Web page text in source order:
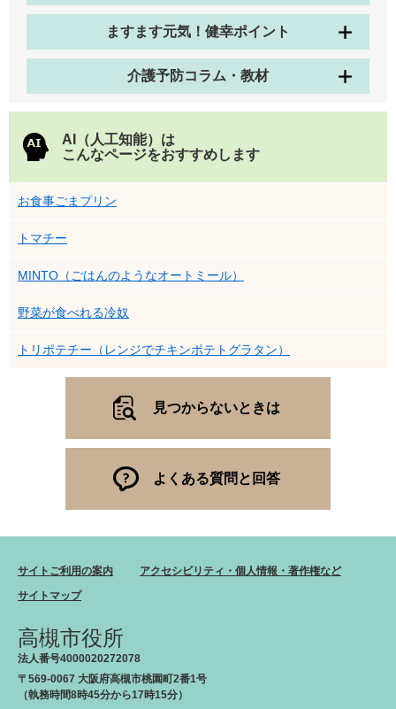
ますます元気！健幸ポイント
介護予防コラム・教材
AI（人工知能）は
こんなページをおすすめします
お食事ごまプリン
トマチー
MINTO（ごはんのようなオートミール）
野菜が食べれる冷奴
トリポテチー（レンジでチキンポテトグラタン）
見つからないときは
よくある質問と回答
サイトご利用の案内
アクセシビリティ・個人情報・著作権など
サイトマップ
高槻市役所
法人番号4000020272078
〒569-0067 大阪府高槻市桃園町2番1号
（執務時間8時45分から17時15分）